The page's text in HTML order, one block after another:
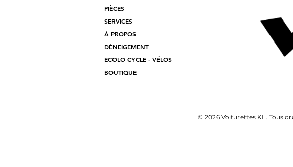
PIÈCES
SERVICES
À PROPOS
DÉNEIGEMENT
ECOLO CYCLE - VÉLOS
BOUTIQUE
© 2026 Voiturettes KL. Tous